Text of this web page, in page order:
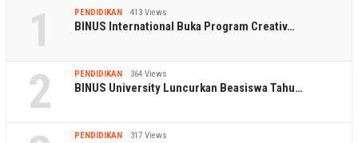
1 PENDIDIKAN 413 Views
BINUS International Buka Program Creativ…
2 PENDIDIKAN 364 Views
BINUS University Luncurkan Beasiswa Tahu…
PENDIDIKAN 317 Views